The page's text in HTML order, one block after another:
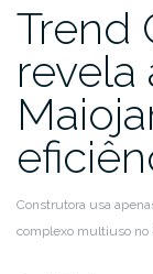
Trend
revela
Construtora usa
complexo multiuso no